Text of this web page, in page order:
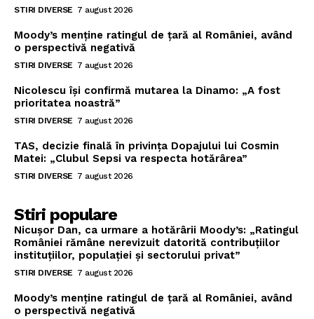
STIRI DIVERSE 7 august 2026
Moody’s menține ratingul de țară al României, având
o perspectivă negativă
STIRI DIVERSE 7 august 2026
Nicolescu își confirmă mutarea la Dinamo: „A fost
prioritatea noastră”
STIRI DIVERSE 7 august 2026
TAS, decizie finală în privința Dopajului lui Cosmin
Matei: „Clubul Sepsi va respecta hotărârea”
STIRI DIVERSE 7 august 2026
Stiri populare
Nicușor Dan, ca urmare a hotărârii Moody’s: „Ratingul
României rămâne nerevizuit datorită contribuțiilor
instituțiilor, populației și sectorului privat”
STIRI DIVERSE 7 august 2026
Moody’s menține ratingul de țară al României, având
o perspectivă negativă